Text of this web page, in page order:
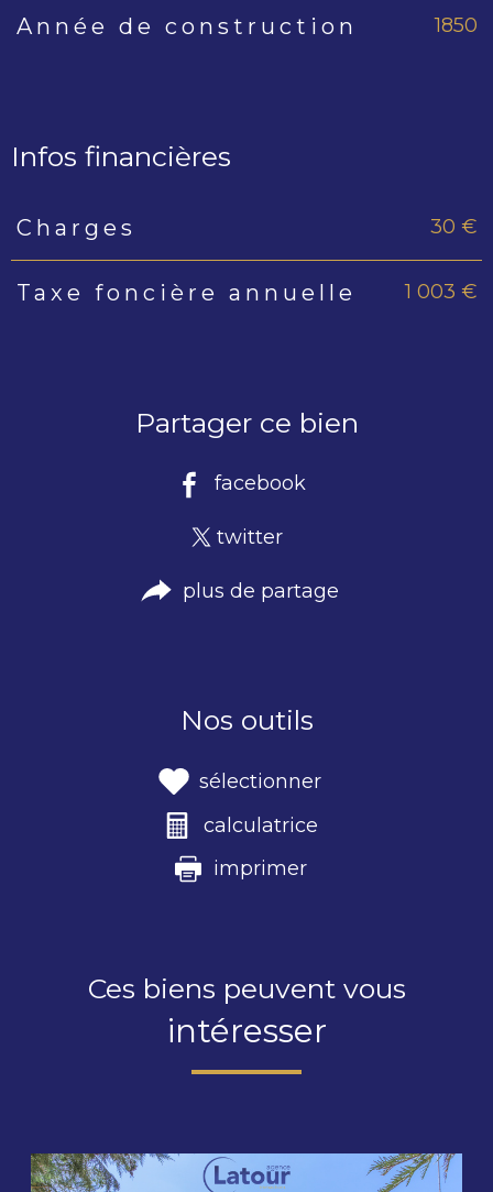
Année de construction 1850
Infos financières
Caractéristiques
Charges 30 €
Taxe foncière annuelle 1 003 €
Partager ce bien
facebook
twitter
plus de partage
Nos outils
sélectionner
calculatrice
imprimer
Ces biens peuvent vous
intéresser